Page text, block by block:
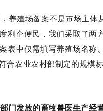
，养殖场备案不是市场主体
利企便民，我们采取了两
表中仅需填写养殖场名称
合农业农村部制定的规模
门发放的畜牧兽医生产经